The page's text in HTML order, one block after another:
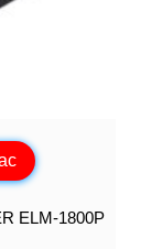
ELM-1800P